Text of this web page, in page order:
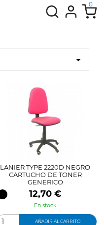
0

LANIER TYPE 2220D NEGRO
CARTUCHO DE TONER
GENERICO
Precio
12,70 €
En stock
AÑADIR AL CARRITO